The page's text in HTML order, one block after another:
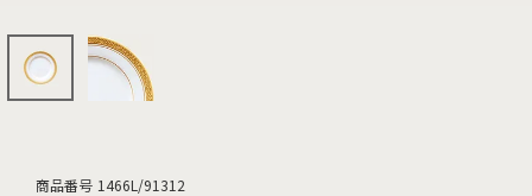
商品番号 1466L/91312